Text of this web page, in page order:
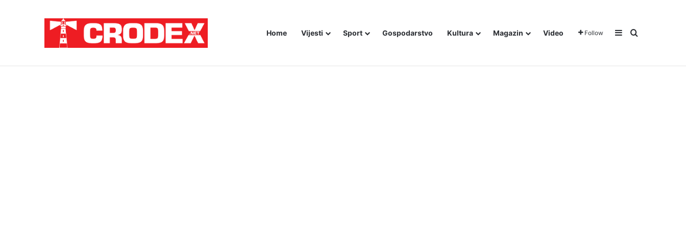
Home Vijesti Sport Gospodarstvo Kultura Magazin Video Follow Sidebar
Traži
Breaking News TRI DESETLJEĆA KRIKOVA OČAJNIKA